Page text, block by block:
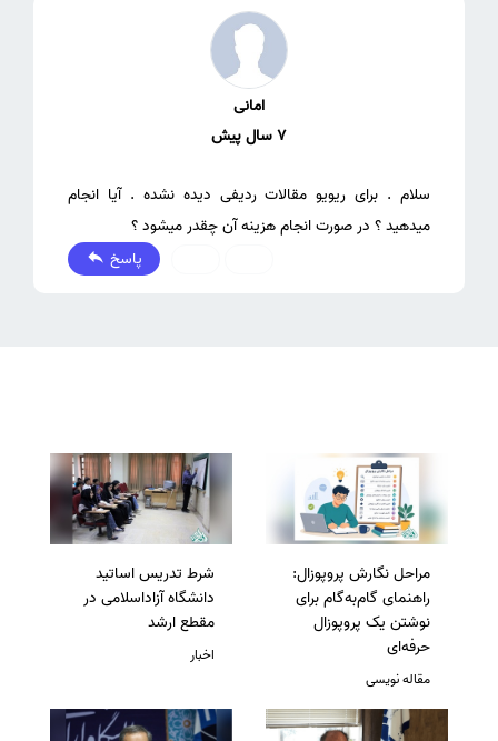
امانی
7 سال پیش
سلام . برای ریویو مقالات ردیفی دیده نشده . آیا انجام
میدهید ؟ در صورت انجام هزینه آن چقدر میشود ؟
پاسخ
مراحل نگارش پروپوزال:
راهنمای گام‌به‌گام برای
نوشتن یک پروپوزال
حرفه‌ای
مقاله نویسی
شرط تدریس اساتید
دانشگاه آزاداسلامی در
مقطع ارشد
اخبار